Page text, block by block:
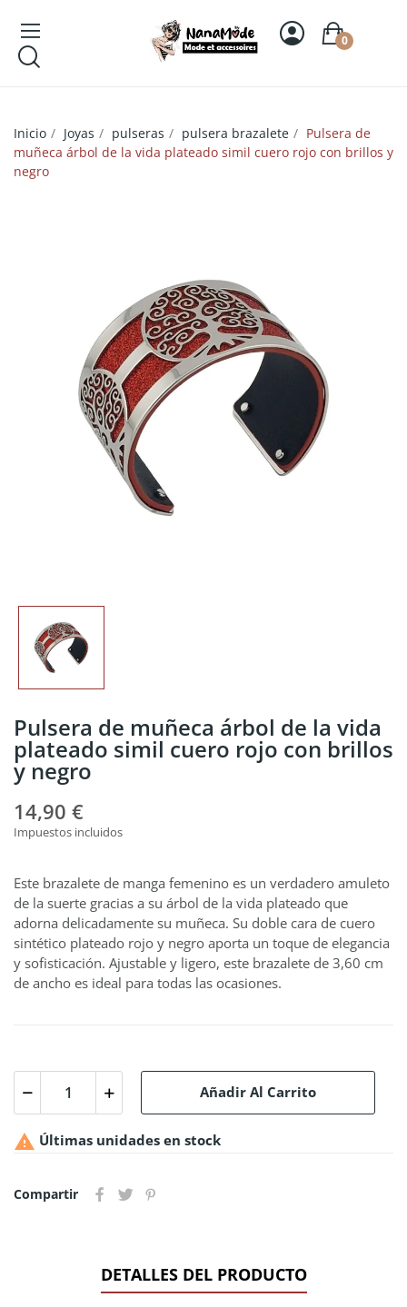
0
Inicio Joyas pulseras pulsera brazalete
Pulsera de
muñeca árbol de la vida plateado simil cuero rojo con brillos y
negro
Pulsera de muñeca árbol de la vida
plateado simil cuero rojo con brillos
y negro
14,90 €
Impuestos incluidos
Este brazalete de manga femenino es un verdadero amuleto
de la suerte gracias a su árbol de la vida plateado que
adorna delicadamente su muñeca. Su doble cara de cuero
sintético plateado rojo y negro aporta un toque de elegancia
y sofisticación. Ajustable y ligero, este brazalete de 3,60 cm
de ancho es ideal para todas las ocasiones.
Añadir Al Carrito
 Últimas unidades en stock
Compartir
DETALLES DEL PRODUCTO